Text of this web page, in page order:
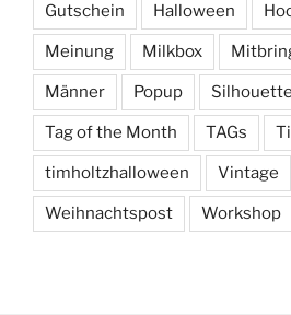
Gutschein Halloween
Meinung Milkbox
Männer Popup
Tag of the Month TAGs
timholtzhalloween Vintage
Weihnachtspost Workshop